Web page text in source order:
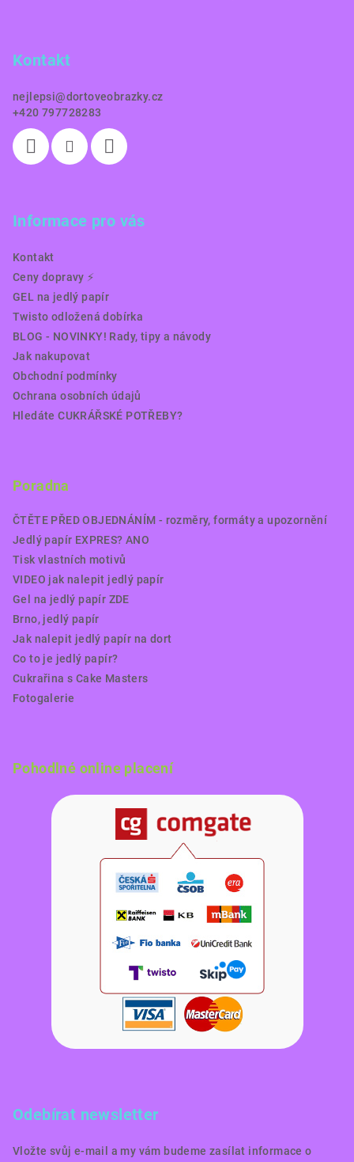
Kontakt
nejlepsi@dortoveobrazky.cz
+420 797728283
Informace pro vás
Kontakt
Ceny dopravy ⚡️
GEL na jedlý papír
Twisto odložená dobírka
BLOG - NOVINKY! Rady, tipy a návody
Jak nakupovat
Obchodní podmínky
Ochrana osobních údajů
Hledáte CUKRÁŘSKÉ POTŘEBY?
Poradna
ČTĚTE PŘED OBJEDNÁNÍM - rozměry, formáty a upozornění
Jedlý papír EXPRES? ANO
Tisk vlastních motivů
VIDEO jak nalepit jedlý papír
Gel na jedlý papír ZDE
Brno, jedlý papír
Jak nalepit jedlý papír na dort
Co to je jedlý papír?
Cukrařina s Cake Masters
Fotogalerie
Pohodlné online placení
Odebírat newsletter
Vložte svůj e-mail a my vám budeme zasílat informace o